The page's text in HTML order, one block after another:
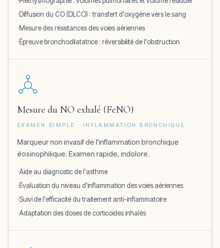
Diffusion du CO (DLCO) : transfert d'oxygène vers le sang
Mesure des résistances des voies aériennes
Épreuve bronchodilatatrice : réversibilité de l'obstruction
Mesure du NO exhalé (FeNO)
EXAMEN SIMPLE · INFLAMMATION BRONCHIQUE
Marqueur non invasif de l'inflammation bronchique
éosinophilique. Examen rapide, indolore.
Aide au diagnostic de l'asthme
Évaluation du niveau d'inflammation des voies aériennes
Suivi de l'efficacité du traitement anti-inflammatoire
Adaptation des doses de corticoïdes inhalés